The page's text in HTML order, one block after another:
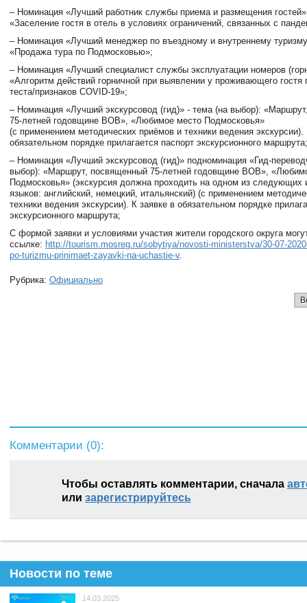
– Номинация «Лучший работник службы приема и размещения
«Заселение гостя в отель в условиях ограничений, связанных с
– Номинация «Лучший менеджер по въездному и внутреннему
«Продажа тура по Подмосковью»;
– Номинация «Лучший специалист службы эксплуатации номеров
«Алгоритм действий горничной при выявлении у проживающего гостя
теста/признаков COVID-19»;
– Номинация «Лучший экскурсовод (гид)» - тема (на выбор):
75-летней годовщине ВОВ», «Любимое место Подмосковья»
(с применением методических приёмов и техники ведения экскурсии).
обязательном порядке прилагается паспорт экскурсионного маршрута;
– Номинация «Лучший экскурсовод (гид)» подноминация «Гид-
выбор): «Маршрут, посвященный 75-летней годовщине ВОВ»,
Подмосковья» (экскурсия должна проходить на одном из следующих
языков: английский, немецкий, итальянский) (с применением
техники ведения экскурсии). К заявке в обязательном порядке
экскурсионного маршрута;
С формой заявки и условиями участия жители городского округа
ссылке: http://tourism.mosreg.ru/sobytiya/novosti-ministerstva/30-07-
po-turizmu-prinimaet-zayavki-na-uchastie-v.
Рубрика: Официально
Комментарии (0):
Чтобы оставлять комментарии, сначала
или зарегистрируйтесь
Новости по теме
14.03.2025